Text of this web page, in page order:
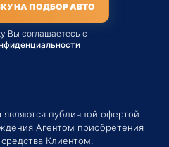
НА ПОДБОР АВТО
Вы соглашаетесь с
публичной офертой
Агентом приобретения
Клиентом.